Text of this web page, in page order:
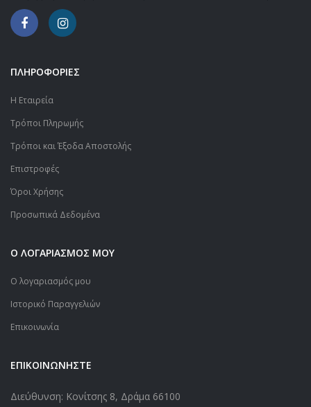
ΠΛΗΡΟΦΟΡΙΕΣ
Η Εταιρεία
Τρόποι Πληρωμής
Τρόποι και Έξοδα Αποστολής
Επιστροφές
Όροι Χρήσης
Προσωπικά Δεδομένα
Ο ΛΟΓΑΡΙΑΣΜΟΣ ΜΟΥ
Ο λογαριασμός μου
Ιστορικό Παραγγελιών
Επικοινωνία
ΕΠΙΚΟΙΝΩΝΗΣΤΕ
Διεύθυνση: Κονίτσης 8, Δράμα 66100